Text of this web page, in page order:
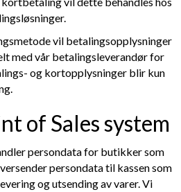
vil betalingsopplysninger
med vår betalingsleverandør for
og kortopplysninger blir kun
of Sales system
persondata for butikker som
persondata til kassen som
og utsending av varer. Vi